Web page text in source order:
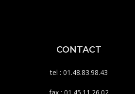
CONTACT
tel : 01.48.83.98.43